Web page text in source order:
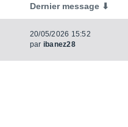
Dernier message ⬇
20/05/2026 15:52
par ibanez28